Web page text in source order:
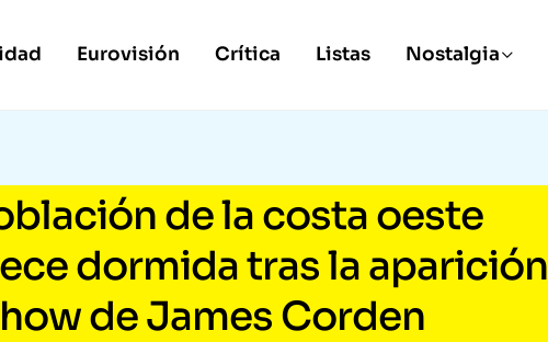
Eurovisión Crítica Listas Nostalgia
de la costa oeste
dormida tras la aparición
de James Corden